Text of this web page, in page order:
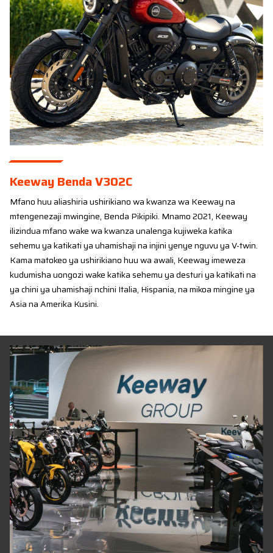
Keeway Benda V302C
Mfano huu aliashiria ushirikiano wa kwanza wa Keeway na
mtengenezaji mwingine, Benda Pikipiki. Mnamo 2021, Keeway
ilizindua mfano wake wa kwanza unalenga kujiweka katika
sehemu ya katikati ya uhamishaji na injini yenye nguvu ya V-twin.
Kama matokeo ya ushirikiano huu wa awali, Keeway imeweza
kudumisha uongozi wake katika sehemu ya desturi ya katikati na
ya chini ya uhamishaji nchini Italia, Hispania, na mikoa mingine ya
Asia na Amerika Kusini.